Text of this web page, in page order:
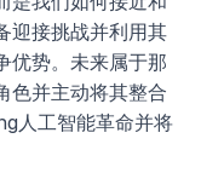
迎接挑战并利用其
优势。未来属于那
色并主动将其整合
人工智能革命并将